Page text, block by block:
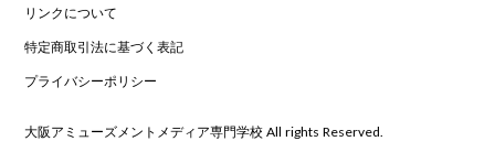
リンクについて
特定商取引法に基づく表記
プライバシーポリシー
大阪アミューズメントメディア専門学校 All rights Reserved.